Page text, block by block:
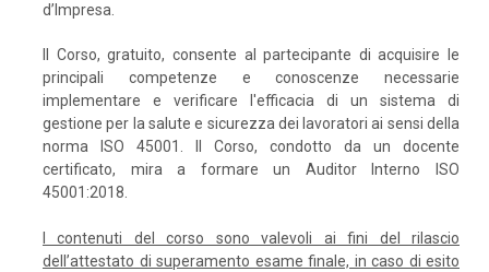
d’Impresa.
Il Corso, gratuito, consente al partecipante di acquisire le
principali competenze e conoscenze necessarie
implementare e verificare l'efficacia di un sistema di
gestione per la salute e sicurezza dei lavoratori ai sensi della
norma ISO 45001. Il Corso, condotto da un docente
certificato, mira a formare un Auditor Interno ISO
45001:2018.
I contenuti del corso sono valevoli ai fini del rilascio
dell’attestato di superamento esame finale, in caso di esito